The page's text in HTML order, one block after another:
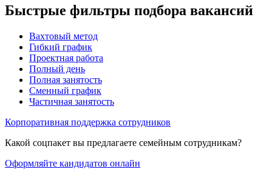
Быстрые фильтры подбора вакансий
Вахтовый метод
Гибкий график
Проектная работа
Полный день
Полная занятость
Сменный график
Частичная занятость
Корпоративная поддержка сотрудников
Какой соцпакет вы предлагаете семейным сотрудникам?
Оформляйте кандидатов онлайн